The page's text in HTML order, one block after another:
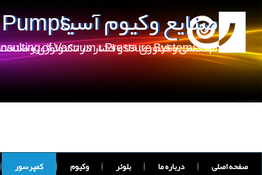
صنایع وکیوم آسیا
مهندسی و فناوری خلا و فشار در تکنولوژی و
of Vacuum & Pressure Systems
صفحه اصلی درباره ما بلوئر وکیوم
کمپرسور